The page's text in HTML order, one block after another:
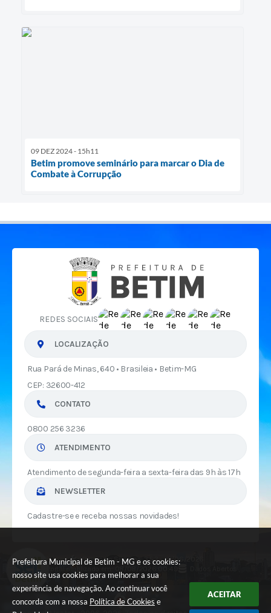
Prefeitura Municipal de Betim - MG e os cookies:
nosso site usa cookies para melhorar a sua
experiência de navegação. Ao continuar você
concorda com a nossa Política de Cookies e
ACEITAR
09 DEZ 2024 - 15h11
Betim promove seminário para marcar o Dia de
Combate à Corrupção
REDES SOCIAIS
LOCALIZAÇÃO
Rua Pará de Minas, 640 • Brasileia • Betim-MG
CEP: 32600-412
CONTATO
0800 256 3236
ATENDIMENTO
Atendimento de segunda-feira a sexta-feira das 9h às 17h
NEWSLETTER
Cadastre-se e receba nossas novidades!
Versão do Sistema:3.5.3 - 19/06/2026
Portal atualizado em: